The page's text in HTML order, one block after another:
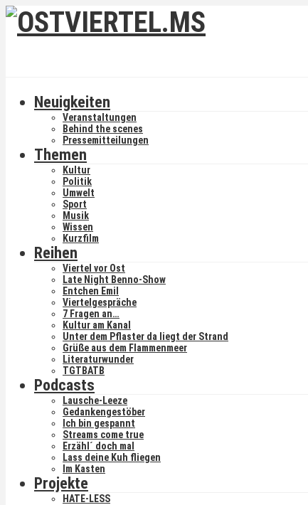
Neuigkeiten
Veranstaltungen
Behind the scenes
Pressemitteilungen
Themen
Kultur
Politik
Umwelt
Sport
Musik
Wissen
Kurzfilm
Reihen
Viertel vor Ost
Late Night Benno-Show
Entchen Emil
Viertelgespräche
7 Fragen an…
Kultur am Kanal
Unter dem Pflaster da liegt der Strand
Grüße aus dem Flammenmeer
Literaturwunder
TGTBATB
Podcasts
Lausche-Leeze
Gedankengestöber
Ich bin gespannt
Streams come true
Erzähl´ doch mal
Lass deine Kuh fliegen
Im Kasten
Projekte
HATE-LESS